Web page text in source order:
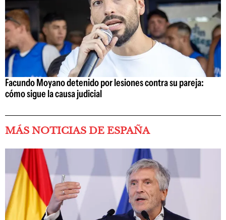
Facundo Moyano detenido por lesiones contra su pareja:
cómo sigue la causa judicial
MÁS NOTICIAS DE ESPAÑA